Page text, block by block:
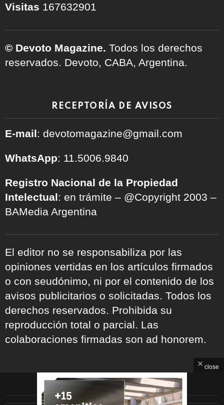
Visitas 167632901
© Devoto Magazine. Todos los derechos
reservados. Devoto, CABA, Argentina.
RECEPTORÍA DE AVISOS
E-mail: devotomagazine@gmail.com
WhatsApp: 11.5006.9840
Registro Nacional de la Propiedad
Intelectual: en trámite – @Copyright 2003 –
BAMedia Argentina
El editor no se responsabiliza por las
opiniones vertidas en los artículos firmados
o con seudónimo, ni por el contenido de los
avisos publicitarios o solicitadas. Todos los
derechos reservados. Prohibida su
reproducción total o parcial. Las
colaboraciones firmadas son ad honorem.
ARCHIVOS
close